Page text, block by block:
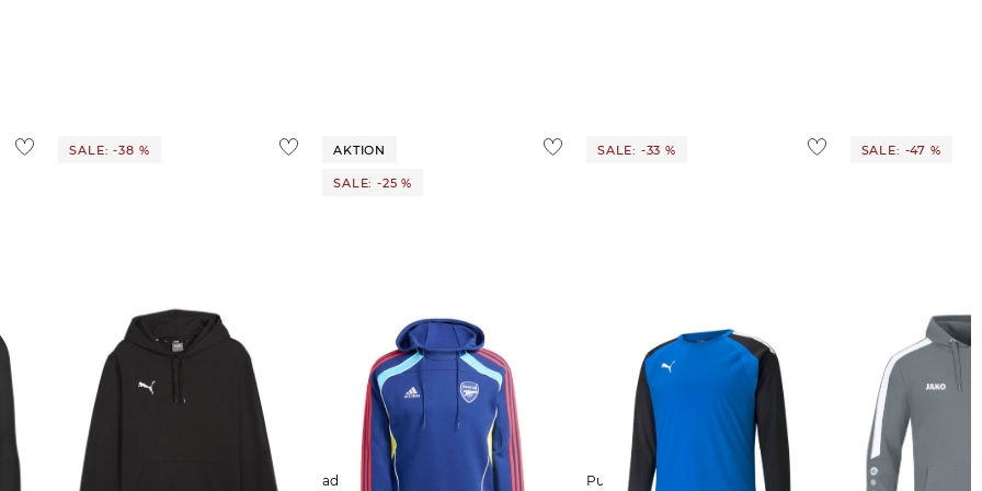
Ausland findest duhier
SALE: -38 %
Puma | Herren Fußball-Sweatshirt
AKTION
SALE: -25 %
adidas Performance | Herren
SALE: -33 %
Puma | Herren Sweatshirt
SALE: -47 %
Jako | Herren Fußball-Hoodie